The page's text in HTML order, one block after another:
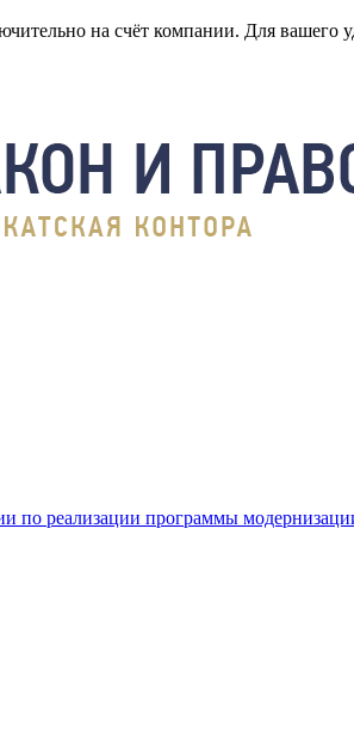
на счёт компании. Для
по реализации программы